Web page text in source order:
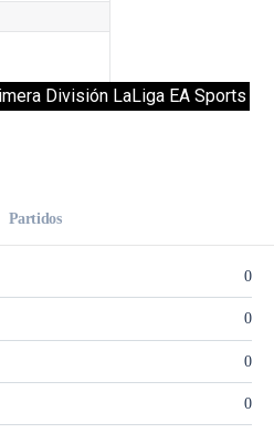
División LaLiga EA Sports